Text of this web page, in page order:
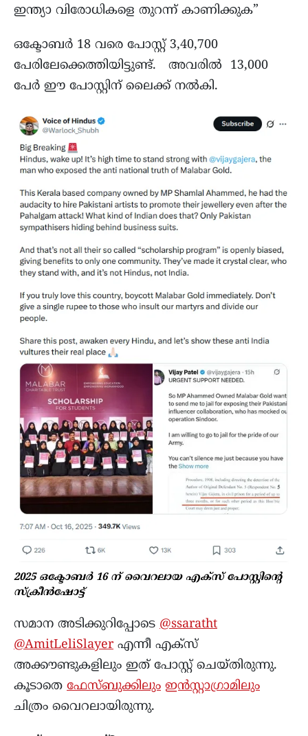
ഇന്ത്യാ വിരോധികളെ തുറന്ന് കാണിക്കുക”
ഒക്ടോബര്‍ 18 വരെ പോസ്റ്റ് 3,40,700
പേരിലേക്കെത്തിയിട്ടുണ്ട്. അവരില്‍ 13,000
പേര്‍ ഈ പോസ്റ്റിന് ലൈക്ക് നല്‍കി.
2025 ഒക്ടോബർ 16 ന് വൈറലായ എക്സ് പോസ്റ്റിന്റെ
സ്ക്രീൻഷോട്ട്
സമാന അടിക്കുറിപ്പോടെ @ssaratht
@AmitLeliSlayerഎന്നീ എക്സ്
അക്കൗണ്ടുകളിലും ഇത് പോസ്റ്റ് ചെയ്തിരുന്നു.
കൂടാതെ ഫേസ്ബുക്കിലും ഇൻസ്റ്റാഗ്രാമിലും
ചിത്രം വൈറലായിരുന്നു.